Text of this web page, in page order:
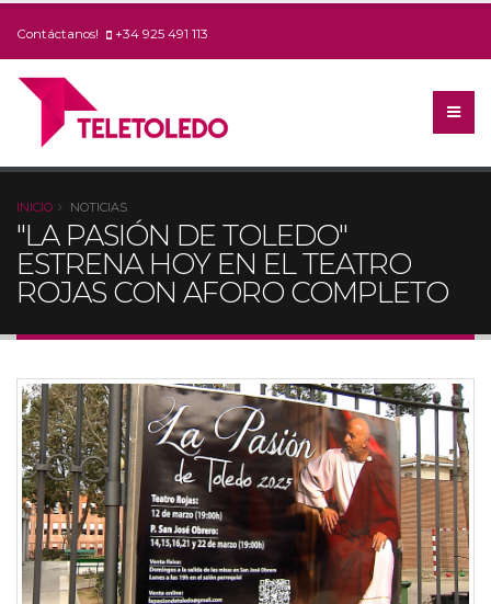
Contáctanos! +34 925 491 113
INICIO NOTICIAS
"LA PASIÓN DE TOLEDO"
ESTRENA HOY EN EL TEATRO
ROJAS CON AFORO COMPLETO